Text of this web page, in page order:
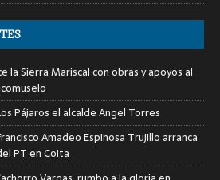
la Sierra Mariscal con obras y apoyos al
Pájaros el alcalde Angel Torres
Amadeo Espinosa Trujillo arranca
PT en Coita